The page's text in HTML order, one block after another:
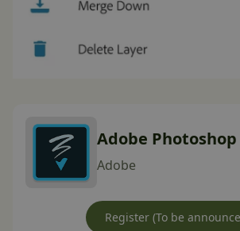
Adobe
Adobe
Register (To be